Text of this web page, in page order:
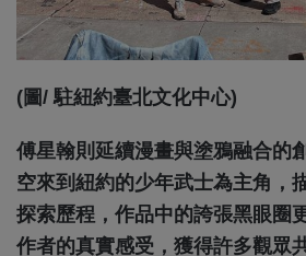
(圖/ 駐紐約臺北文化中心)
傅星翰則延續漫畫與塗鴉融合的
空來到紐約的少年武士為主角，
探索歷程，作品中的誇張黑眼圈
作者的真實感受，獲得許多觀眾